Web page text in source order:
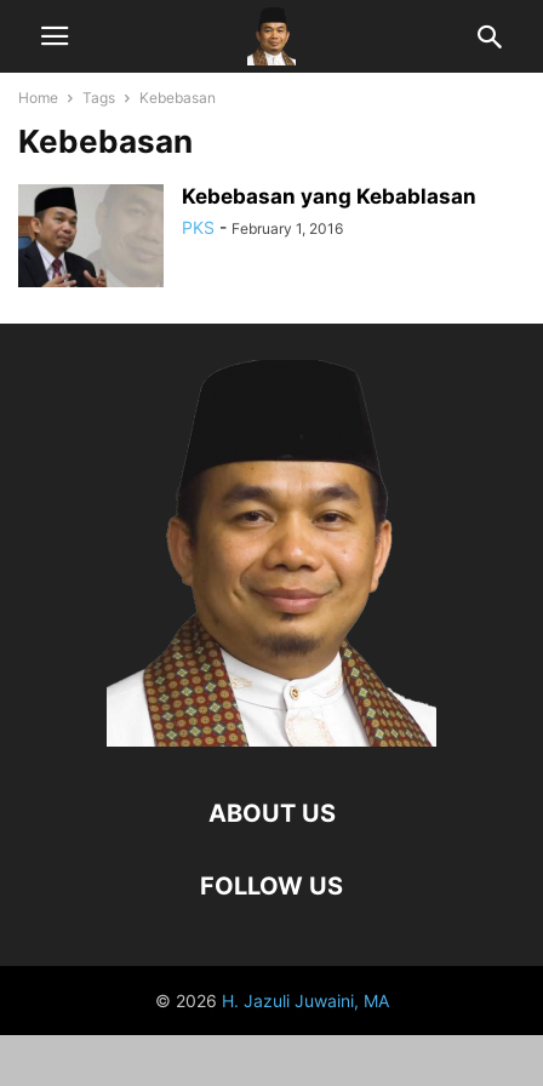
Home Tags Kebebasan
Kebebasan
Kebebasan yang Kebablasan
PKS - February 1, 2016
ABOUT US
FOLLOW US
© 2026 H. Jazuli Juwaini, MA